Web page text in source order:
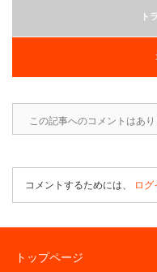
ト
この記事へのコメントはあり
コメントするためには、 ログ
トップページ